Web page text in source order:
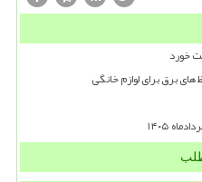
های برق برای لوازم خانگی